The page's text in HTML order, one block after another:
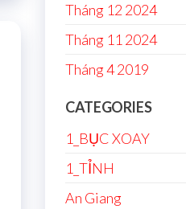
Tháng 12 2024
Tháng 11 2024
Tháng 4 2019
CATEGORIES
1_BỤC XOAY
1_TỈNH
An Giang